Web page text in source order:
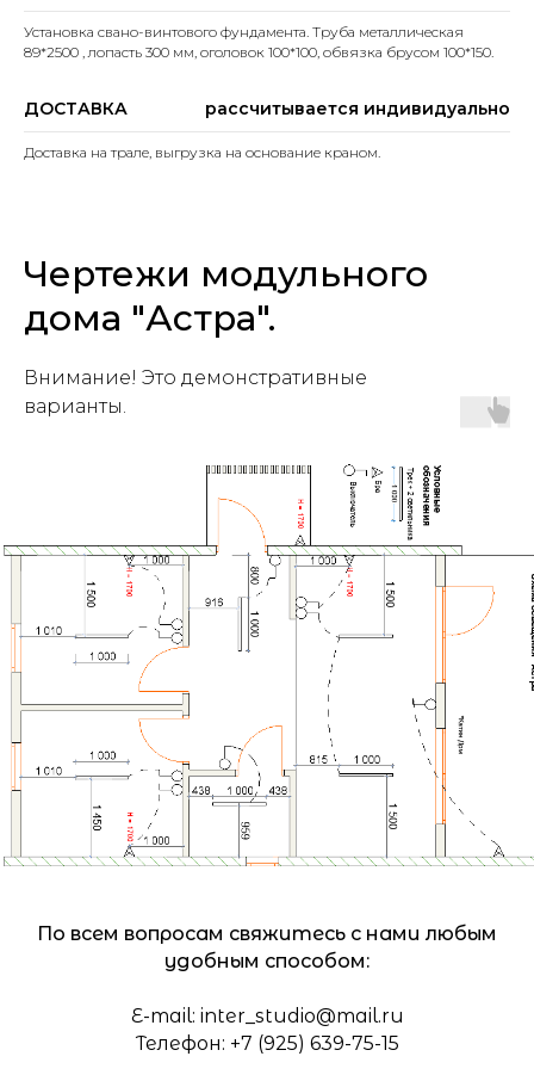
Установка свано-винтового фундамента. Труба металлическая
89*2500 , лопасть 300 мм, оголовок 100*100, обвязка брусом 100*150.
ДОСТАВКА рассчитывается индивидуально
Доставка на трале, выгрузка на основание краном.
Чертежи модульного
дома "Астра".
Внимание! Это демонстративные
варианты.
По всем вопросам свяжитесь с нами любым
удобным способом:
E-mail: inter_studio@mail.ru
Телефон: +7 (925) 639-75-15